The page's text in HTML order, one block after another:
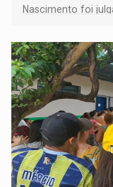
Nascimento foi